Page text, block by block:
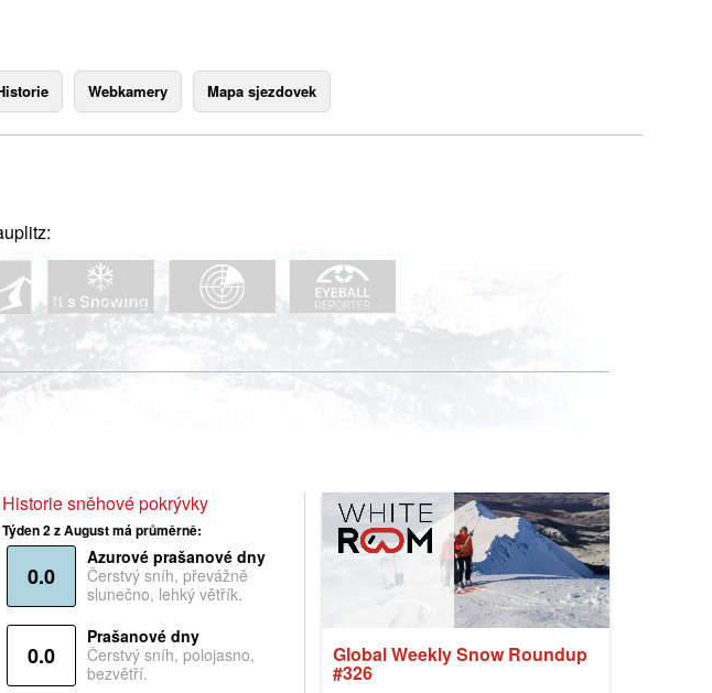
Webkamery Mapa sjezdovek
Historie sněhové pokrývky
Týden 2 z August má průměrně:
0.0
Azurové prašanové dny
Čerstvý sníh, převážně
slunečno, lehký větřík.
0.0
Prašanové dny
Čerstvý sníh, polojasno,
bezvětří.
Global Weekly Snow Roundup
#326